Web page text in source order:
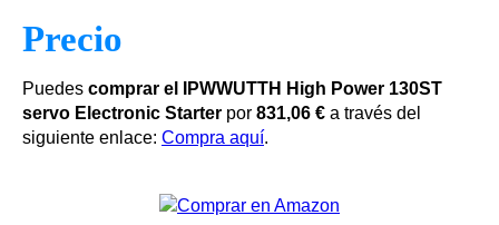
Precio
Puedes comprar el IPWWUTTH High Power 130ST
servo Electronic Starter por 831,06 € a través del
siguiente enlace: Compra aquí.